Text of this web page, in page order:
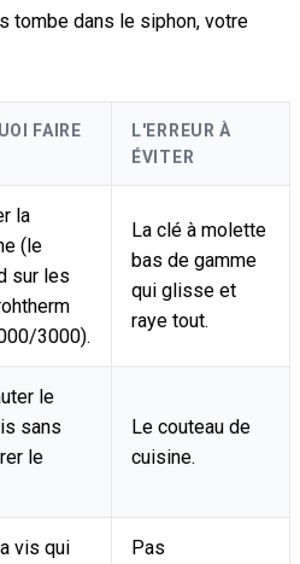
tombe dans le siphon, votre
FAIRE
L'ERREUR À
ÉVITER
la
(le
sur les
3000).
La clé à molette
bas de gamme
qui glisse et
raye tout.
le
sans
le
Le couteau de
cuisine.
vis qui
Pas